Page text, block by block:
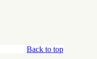
Back to top